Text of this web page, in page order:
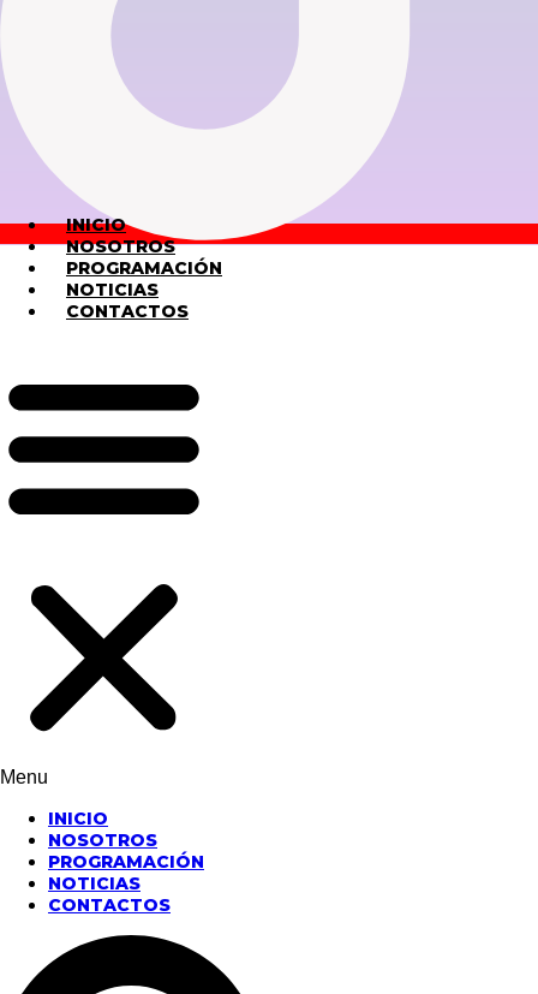
INICIO
NOSOTROS
PROGRAMACIÓN
NOTICIAS
CONTACTOS
Menu
INICIO
NOSOTROS
PROGRAMACIÓN
NOTICIAS
CONTACTOS